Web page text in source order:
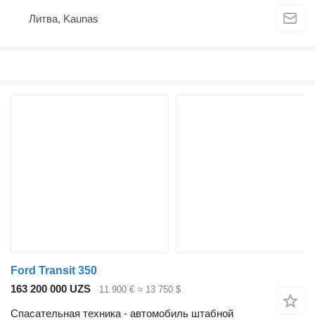
Литва, Kaunas
Ford Transit 350
163 200 000 UZS
11 900 € ≈ 13 750 $
Спасательная техника - автомобиль штабной